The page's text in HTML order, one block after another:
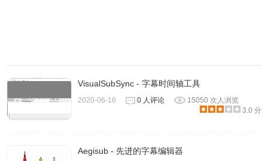
字内容了。生成的字幕将会不断出现在灰色工具栏中，准确
率还是很不错的。你可以用鼠标将文字生成区域的工具栏拖
拽到任意位置。经小编测试，「实时字幕」功能现在可以支
持几乎所有网页视频，包括国内的网站。
VisualSubSync - 字幕时间轴工具
2020-06-16 0 人评论
15050 次人浏览
3.0 分
Aegisub - 先进的字幕编辑器